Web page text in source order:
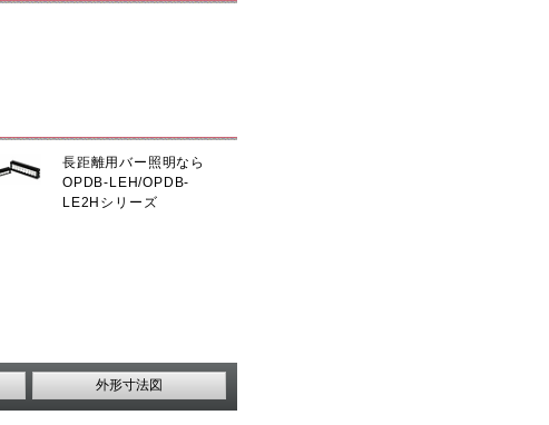
長距離用バー照明なら
OPDB-LEH/OPDB-
LE2Hシリーズ
外形寸法図